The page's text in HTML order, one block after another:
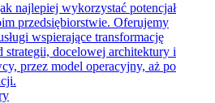
najlepiej wykorzystać potencjał
przedsiębiorstwie. Oferujemy
wspierające transformację
strategii, docelowej architektury i
przez model operacyjny, aż po